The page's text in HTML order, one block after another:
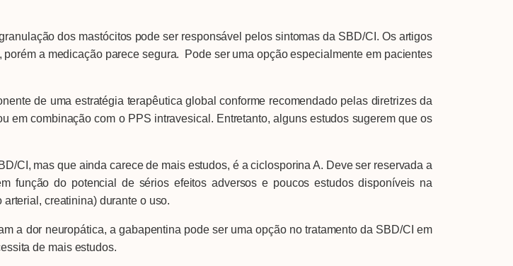
dos mastócitos pode ser responsável pelos sintomas da SBD/CI. Os artigos
a medicação parece segura. Pode ser uma opção especialmente em pacientes
de uma estratégia terapêutica global conforme recomendado pelas diretrizes da
em combinação com o PPS intravesical. Entretanto, alguns estudos sugerem que os
mas que ainda carece de mais estudos, é a ciclosporina A. Deve ser reservada a
função do potencial de sérios efeitos adversos e poucos estudos disponíveis na
creatinina) durante o uso.
neuropática, a gabapentina pode ser uma opção no tratamento da SBD/CI em
de mais estudos.